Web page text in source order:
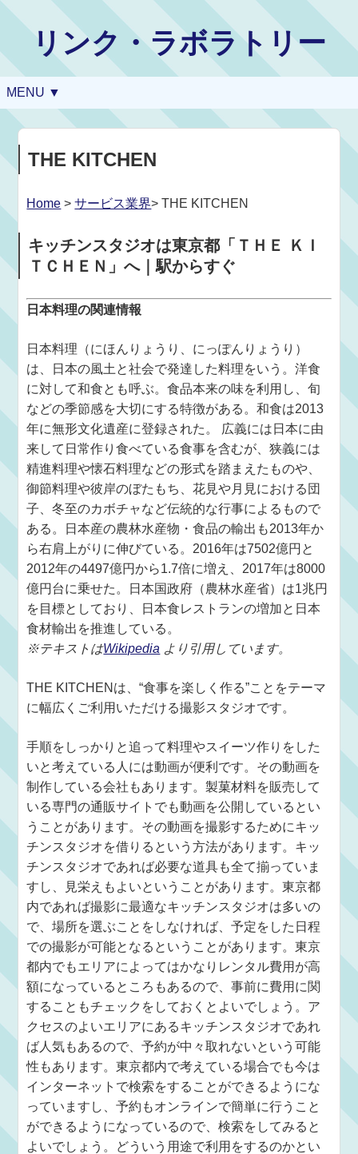
リンク・ラボラトリー
MENU ▼
THE KITCHEN
Home >サービス業界> THE KITCHEN
キッチンスタジオは東京都「ＴＨＥ ＫＩ
ＴＣＨＥＮ」へ｜駅からすぐ
日本料理の関連情報
日本料理（にほんりょうり、にっぽんりょうり）
は、日本の風土と社会で発達した料理をいう。洋食
に対して和食とも呼ぶ。食品本来の味を利用し、旬
などの季節感を大切にする特徴がある。和食は2013
年に無形文化遺産に登録された。 広義には日本に由
来して日常作り食べている食事を含むが、狭義には
精進料理や懐石料理などの形式を踏まえたものや、
御節料理や彼岸のぼたもち、花見や月見における団
子、冬至のカボチャなど伝統的な行事によるもので
ある。日本産の農林水産物・食品の輸出も2013年か
ら右肩上がりに伸びている。2016年は7502億円と
2012年の4497億円から1.7倍に増え、2017年は8000
億円台に乗せた。日本国政府（農林水産省）は1兆円
を目標としており、日本食レストランの増加と日本
食材輸出を推進している。
※テキストはWikipedia より引用しています。
THE KITCHENは、“食事を楽しく作る”ことをテーマ
に幅広くご利用いただける撮影スタジオです。
手順をしっかりと追って料理やスイーツ作りをした
いと考えている人には動画が便利です。その動画を
制作している会社もあります。製菓材料を販売して
いる専門の通販サイトでも動画を公開しているとい
うことがあります。その動画を撮影するためにキッ
チンスタジオを借りるという方法があります。キッ
チンスタジオであれば必要な道具も全て揃っていま
すし、見栄えもよいということがあります。東京都
内であれば撮影に最適なキッチンスタジオは多いの
で、場所を選ぶことをしなければ、予定をした日程
での撮影が可能となるということがあります。東京
都内でもエリアによってはかなりレンタル費用が高
額になっているところもあるので、事前に費用に関
することもチェックをしておくとよいでしょう。ア
クセスのよいエリアにあるキッチンスタジオであれ
ば人気もあるので、予約が中々取れないという可能
性もあります。東京都内で考えている場合でも今は
インターネットで検索をすることができるようにな
っていますし、予約もオンラインで簡単に行うこと
ができるようになっているので、検索をしてみると
よいでしょう。どういう用途で利用をするのかとい